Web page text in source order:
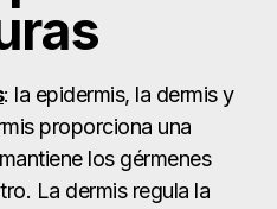
los tejidos conjuntivos
a los músculos.
quemaduras utilizando
. Los distintos grados
síntomas y la